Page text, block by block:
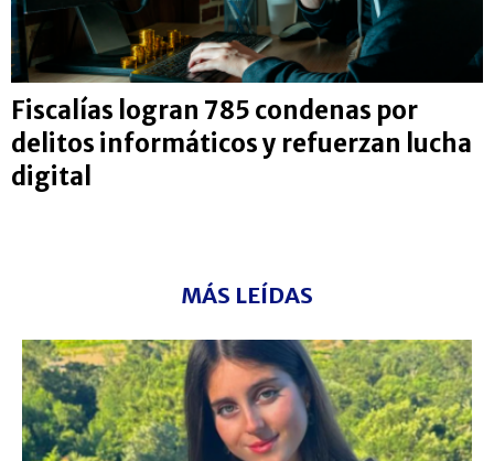
Fiscalías logran 785 condenas por
delitos informáticos y refuerzan lucha
digital
MÁS LEÍDAS